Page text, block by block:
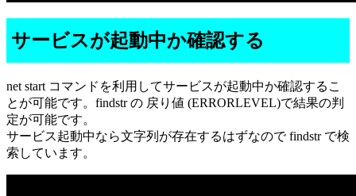
サービスが起動中か確認する
net start コマンドを利用してサービスが起動中か確認するこ
とが可能です。findstr の 戻り値 (ERRORLEVEL)で結果の判
定が可能です。
サービス起動中なら文字列が存在するはずなので findstr で検
索しています。